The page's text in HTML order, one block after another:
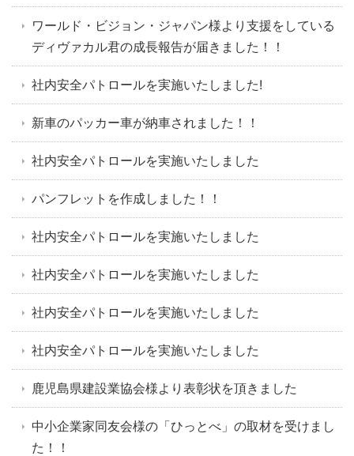
ワールド・ビジョン・ジャパン様より支援をしている
ディヴァカル君の成長報告が届きました！！
社内安全パトロールを実施いたしました!
新車のパッカー車が納車されました！！
社内安全パトロールを実施いたしました
パンフレットを作成しました！！
社内安全パトロールを実施いたしました
社内安全パトロールを実施いたしました
社内安全パトロールを実施いたしました
社内安全パトロールを実施いたしました
鹿児島県建設業協会様より表彰状を頂きました
中小企業家同友会様の「ひっとべ」の取材を受けまし
た！！